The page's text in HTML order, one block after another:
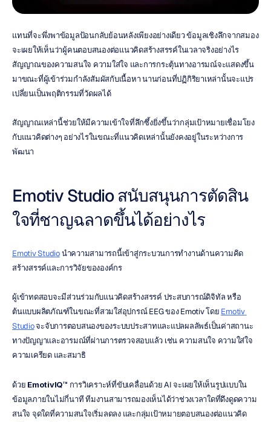
แทนที่จะพึ่งพาข้อมูลป้อนกลับย้อนหลังเพียงอย่างเดียว ข้อมูลเชิงลึกจากสมอง
จะเผยให้เห็นว่าผู้คนตอบสนองต่อแนวคิดสร้างสรรค์ในเวลาจริงอย่างไร
สัญญาณของความสนใจ ความใส่ใจ และการกระตุ้นทางอารมณ์จะแสดงขึ้น
มาขณะที่ผู้เข้าร่วมกำลังสัมผัสกับเนื้อหา นานก่อนที่ปฏิกิริยาเหล่านั้นจะแปร
เปลี่ยนเป็นพฤติกรรมที่วัดผลได้
สัญญาณเหล่านี้ช่วยให้มีความเข้าใจที่ลึกซึ้งยิ่งขึ้นว่ากลุ่มเป้าหมายเชื่อมโยง
กับแนวคิดต่างๆ อย่างไรในขณะที่แนวคิดเหล่านั้นยังคงอยู่ในระหว่างการ
พัฒนา
Emotiv Studio สนับสนุนการตัดสิน
ใจที่ชาญฉลาดขึ้นได้อย่างไร
Emotiv Studio นำความสามารถนี้เข้าสู่กระบวนการทำงานด้านความคิด
สร้างสรรค์และการวิจัยขององค์กร
ผู้เข้าทดสอบจะมีส่วนร่วมกับแนวคิดสร้างสรรค์ ประสบการณ์ดิจิทัล หรือ
ต้นแบบผลิตภัณฑ์ในขณะที่สวมใส่อุปกรณ์ EEG ของ Emotiv โดย Emotiv
Studio จะจับการตอบสนองของระบบประสาทและแปลผลลัพธ์เป็นค่าสถานะ
ทางปัญญาและอารมณ์ที่ผ่านการตรวจสอบแล้ว เช่น ความสนใจ ความใส่ใจ
ความเครียด และสมาธิ
ด้วย EmotivIQ™ การวิเคราะห์ที่ขับเคลื่อนด้วย AI จะเผยให้เห็นรูปแบบใน
ข้อมูลภายในไม่กี่นาที ทีมงานสามารถมองเห็นได้ว่าช่วงเวลาใดที่ดึงดูดความ
สนใจ จุดใดที่ความสนใจเริ่มลดลง และกลุ่มเป้าหมายตอบสนองต่อแนวคิด